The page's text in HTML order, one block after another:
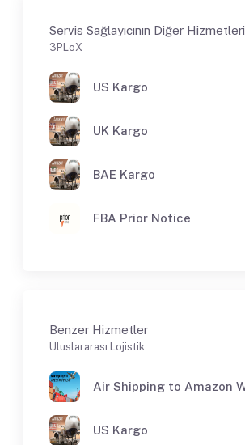
Servis Sağlayıcının Diğer Hizmetleri
3PLoX
US Kargo
UK Kargo
BAE Kargo
FBA Prior Notice
Benzer Hizmetler
Uluslararası Lojistik
US Kargo